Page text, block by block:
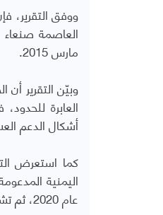
ووفق التقرير،
مارس 2015
.
وبيّن التقرير
العابرة
أشكال الدعم
اليمنية
عام 2020، ثم تشكيل مجلس القيادة الرئاسي عام 2022 لقيادة الحكومة المعترف بها دولياً